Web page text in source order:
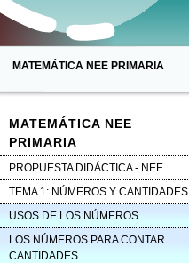
MATEMÁTICA NEE PRIMARIA
MATEMÁTICA NEE
PRIMARIA
PROPUESTA DIDÁCTICA - NEE
TEMA 1: NÚMEROS Y CANTIDADES
USOS DE LOS NÚMEROS
LOS NÚMEROS PARA CONTAR
CANTIDADES